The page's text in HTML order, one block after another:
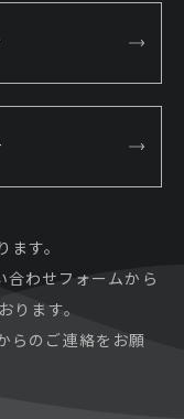
す。
わせフォームから
ります。
らのご連絡をお願